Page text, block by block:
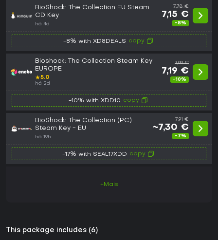
BioShock: The Collection EU Steam
CD Key
há 4d
7,78 €
7,15 €
-8%
-8% with XD8DEALS copy
Bioshock: The Collection Steam Key
EUROPE
★5.0
há 2d
7,99 €
7,19 €
-10%
-10% with XDD10 copy
BioShock: The Collection (PC)
Steam Key - EU
há 19h
7,91 €
~7,30 €
-7%
-17% with SEAL17XDD copy
+Mais
This package includes (6)